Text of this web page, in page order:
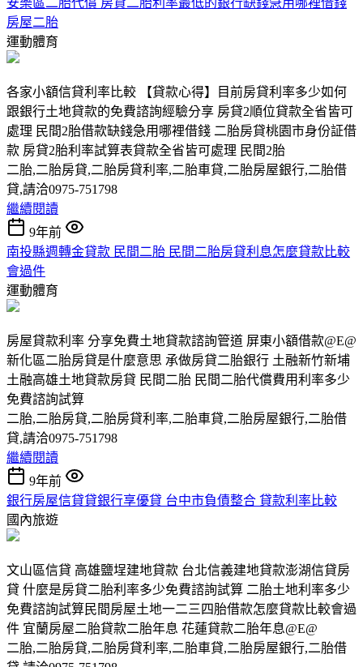
房屋二胎
運動體育
各家小額信貸利率比較 【貸款心得】目前房貸利率多少如何
跟銀行土地貸款的免費諮詢經驗分享 房貸2順位貸款全省皆可
處理 民間2胎借款缺錢急用哪裡借錢 二胎房貸桃園市身份証借
款 房貸2胎利率試算表貸款全省皆可處理 民間2胎
二胎,二胎房貸,二胎房貸利率,二胎車貸,二胎房屋銀行,二胎借
貸,請洽0975-751798
繼續閱讀
9年前
南投縣週轉金貸款 民間二胎 民間二胎房貸利息怎麼貸款比較
會過件
運動體育
房屋貸款利率 分享免費土地貸款諮詢管道 屏東小額借款@E@
新化區二胎房貸是什麼意思 承做房貸二胎銀行 土融新竹新埔
土融高雄土地貸款房貸 民間二胎 民間二胎代償費用利率多少
免費諮詢試算
二胎,二胎房貸,二胎房貸利率,二胎車貸,二胎房屋銀行,二胎借
貸,請洽0975-751798
繼續閱讀
9年前
銀行房屋信貸貸銀行享優貸 台中市負債整合 貸款利率比較
國內旅遊
文山區信貸 高雄鹽埕建地貸款 台北信義建地貸款澎湖信貸房
貸 什麼是房貸二胎利率多少免費諮詢試算 二胎土地利率多少
免費諮詢試算民間房屋土地一二三四胎借款怎麼貸款比較會過
件 宜蘭房屋二胎貸款二胎年息 花蓮貸款二胎年息@E@
二胎,二胎房貸,二胎房貸利率,二胎車貸,二胎房屋銀行,二胎借